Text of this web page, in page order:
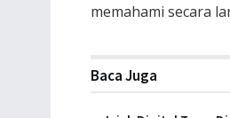
memahami secara
Baca Juga